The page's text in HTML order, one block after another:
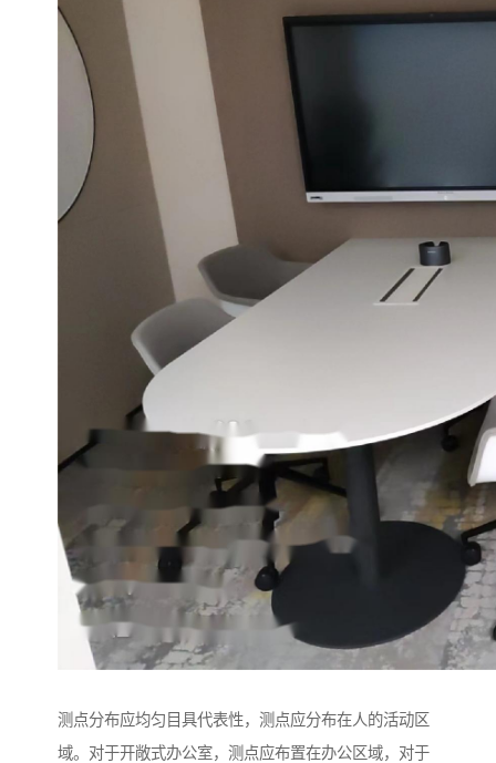
测点分布应均匀目具代表性，测点应分布在人的活动区
域。对于开敞式办公室，测点应布置在办公区域，对于